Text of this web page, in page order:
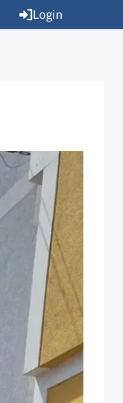
Login